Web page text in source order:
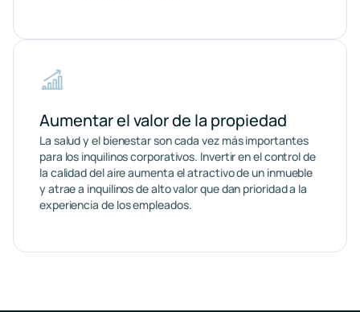
Aumentar el valor de la propiedad
La salud y el bienestar son cada vez más importantes
para los inquilinos corporativos. Invertir en el control de
la calidad del aire aumenta el atractivo de un inmueble
y atrae a inquilinos de alto valor que dan prioridad a la
experiencia de los empleados.